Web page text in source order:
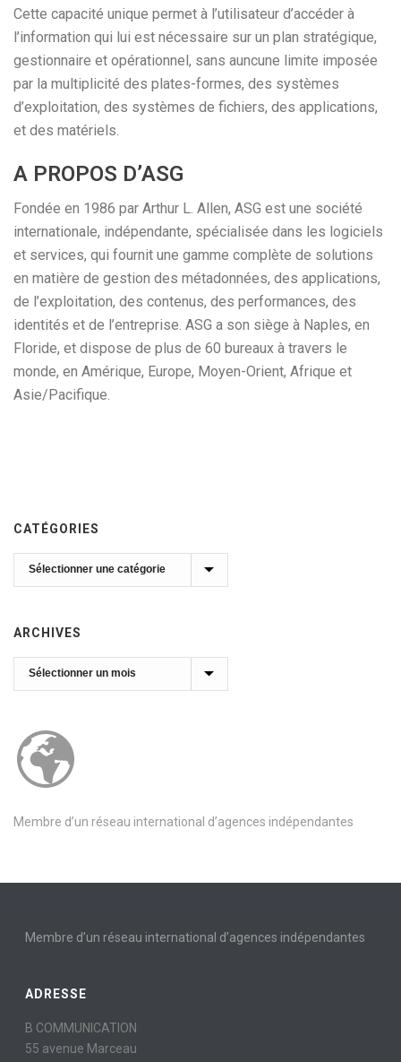
Cette capacité unique permet à l’utilisateur d’accéder à
l’information qui lui est nécessaire sur un plan stratégique,
gestionnaire et opérationnel, sans auncune limite imposée
par la multiplicité des plates-formes, des systèmes
d’exploitation, des systèmes de fichiers, des applications,
et des matériels.
A PROPOS D’ASG
Fondée en 1986 par Arthur L. Allen, ASG est une société
internationale, indépendante, spécialisée dans les logiciels
et services, qui fournit une gamme complète de solutions
en matière de gestion des métadonnées, des applications,
de l’exploitation, des contenus, des performances, des
identités et de l’entreprise. ASG a son siège à Naples, en
Floride, et dispose de plus de 60 bureaux à travers le
monde, en Amérique, Europe, Moyen-Orient, Afrique et
Asie/Pacifique.
CATÉGORIES
Catégories
ARCHIVES
Archives
Membre d’un réseau international d’agences indépendantes
Membre d’un réseau international d’agences indépendantes
ADRESSE
B COMMUNICATION
55 avenue Marceau